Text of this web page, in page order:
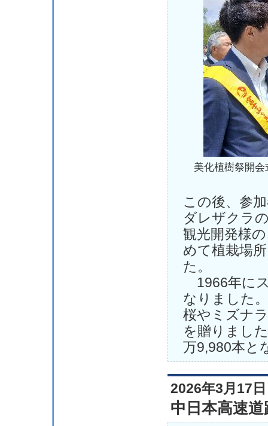
美化植樹祭開
この後、参
ダレザクラ
観光開発様
めて植栽場
た。
1966年に
なりました
桜やミズナ
を贈りまし
万9,980本と
2026年3月17日
中日本高速